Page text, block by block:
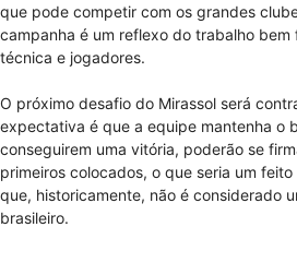
que pode competir com os grandes
campanha é um reflexo do trabalho bem
técnica e jogadores.
O próximo desafio do Mirassol será
expectativa é que a equipe mantenha o
conseguirem uma vitória, poderão se
primeiros colocados, o que seria um
que, historicamente, não é considerado
brasileiro.